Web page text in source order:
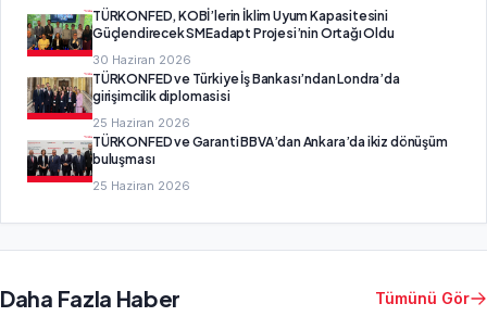
TÜRKONFED, KOBİ’lerin İklim Uyum Kapasitesini
Güçlendirecek SMEadapt Projesi’nin Ortağı Oldu
30 Haziran 2026
TÜRKONFED ve Türkiye İş Bankası’ndan Londra’da
girişimcilik diplomasisi
25 Haziran 2026
TÜRKONFED ve Garanti BBVA’dan Ankara’da ikiz dönüşüm
buluşması
25 Haziran 2026
Daha Fazla Haber Tümünü Gör